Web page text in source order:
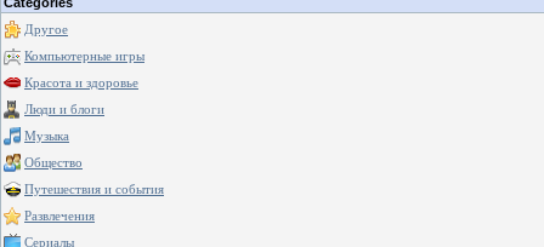
Другое
Компьютерные игры
Красота и здоровье
Люди и блоги
Музыка
Общество
Путешествия и события
Развлечения
Сериалы